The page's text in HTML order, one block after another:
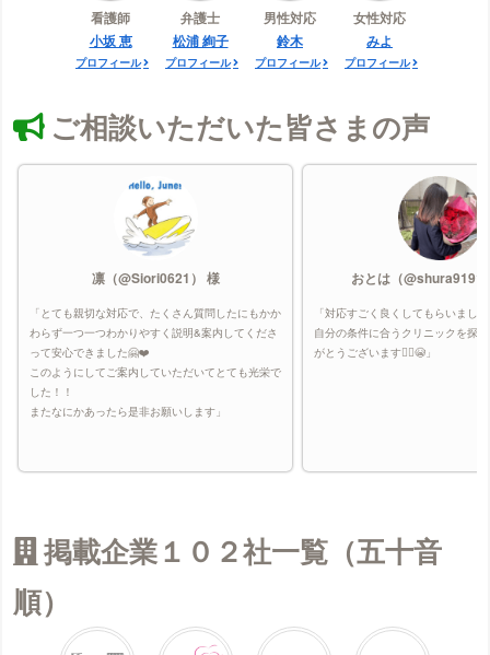
看護師
小坂 恵
プロフィール
弁護士
松浦 絢子
プロフィール
男性対応
鈴木
プロフィール
女性対応
みよ
プロフィール
ご相談いただいた皆さまの声
凛（@Siori0621） 様
「とても親切な対応で、たくさん質問したにもかか
わらず一つ一つわかりやすく説明&案内してくださ
って安心できました🤗❤️
このようにしてご案内していただいてとても光栄で
した！！
またなにかあったら是非お願いします」
おとは（
「対応すごく良くしてもらいまし
自分の条件に合うクリニックを探
がとうございます🙇‍♀️😭」
掲載企業１０２社一覧（五十音
順）